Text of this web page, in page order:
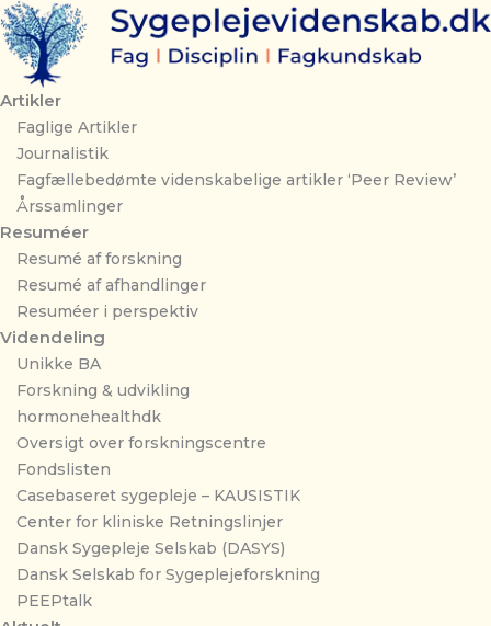
Gå
til
indholdet
Artikler
Faglige Artikler
Journalistik
Fagfællebedømte videnskabelige artikler ‘Peer Review’
Årssamlinger
Resuméer
Resumé af forskning
Resumé af afhandlinger
Resuméer i perspektiv
Videndeling
Unikke BA
Forskning & udvikling
hormonehealthdk
Oversigt over forskningscentre
Fondslisten
Casebaseret sygepleje – KAUSISTIK
Center for kliniske Retningslinjer
Dansk Sygepleje Selskab (DASYS)
Dansk Selskab for Sygeplejeforskning
PEEPtalk